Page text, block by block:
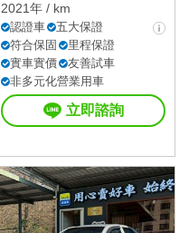
2021年 / km
認證車
五大保證
符合保固
里程保證
實車實價
友善試車
非多元化營業用車
立即諮詢